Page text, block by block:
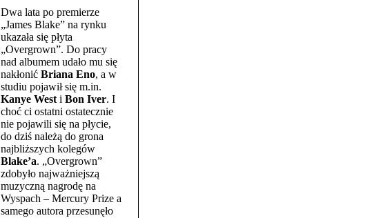
Dwa lata po premierze
„James Blake” na rynku
ukazała się płyta
„Overgrown”. Do pracy
nad albumem udało mu się
nakłonić Briana Eno, a w
studiu pojawił się m.in.
Kanye West i Bon Iver. I
choć ci ostatni ostatecznie
nie pojawili się na płycie,
do dziś należą do grona
najbliższych kolegów
Blake’a. „Overgrown”
zdobyło najważniejszą
muzyczną nagrodę na
Wyspach – Mercury Prize a
samego autora przesunęło